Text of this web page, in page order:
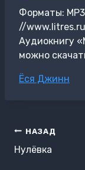
Форматы:
//
Аудиокнигу
можно
Метки
Ёся Джинн
Навигация
по
НАЗАД
Нулёвка